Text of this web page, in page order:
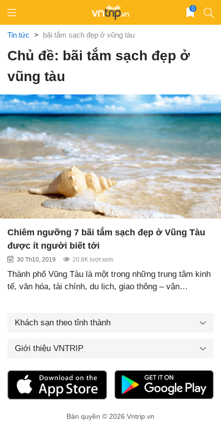
content
0
Tin tức > bãi tắm sạch đẹp ở vũng tàu
Chủ đề: bãi tắm sạch đẹp ở
vũng tàu
Chiêm ngưỡng 7 bãi tắm sạch đẹp ở Vũng Tàu
được ít người biết tới
30 Th10, 2019 20.8K lượt xem
Thành phố Vũng Tàu là một trong những trung tâm kinh
tế, văn hóa, tài chính, du lịch, giao thông – vận…
Khách sạn theo tỉnh thành
Giới thiệu VNTRIP
Bản quyền © 2026 Vntrip.vn